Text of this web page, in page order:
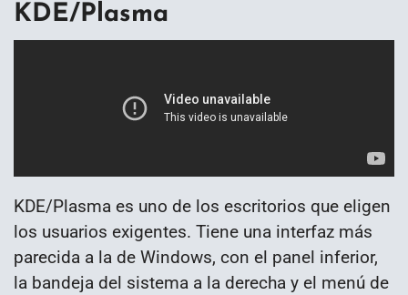
KDE/Plasma
KDE/Plasma es uno de los escritorios que eligen
los usuarios exigentes. Tiene una interfaz más
parecida a la de Windows, con el panel inferior,
la bandeja del sistema a la derecha y el menú de